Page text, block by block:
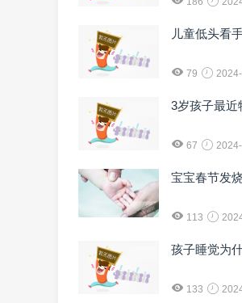
儿童低头看
79
3岁孩子最近
67
宝宝春节发
113
孩子睡觉为
133